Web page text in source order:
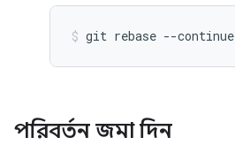
git rebase --continue
পরিবর্তন জমা দিন